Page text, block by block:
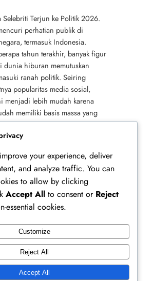
Selebriti Terjun ke Politik 2026.
perhatian publik di
termasuk Indonesia.
tahun terakhir, banyak figur
dunia hiburan memutuskan
ranah politik. Seiring
popularitas media sosial,
menjadi lebih mudah karena
memiliki basis massa yang
itu, selebriti terjun ke politik
Figure, Actor & Creative
your experience, deliver
and analyze traffic. You can
to allow by clicking
Accept All to consent or Reject
essential cookies.
Customize
Reject All
Accept All